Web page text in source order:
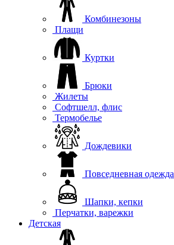
Комбинезоны
Плащи
Куртки
Брюки
Жилеты
Софтшелл, флис
Термобелье
Дождевики
Повседневная одежда
Шапки, кепки
Перчатки, варежки
Детская